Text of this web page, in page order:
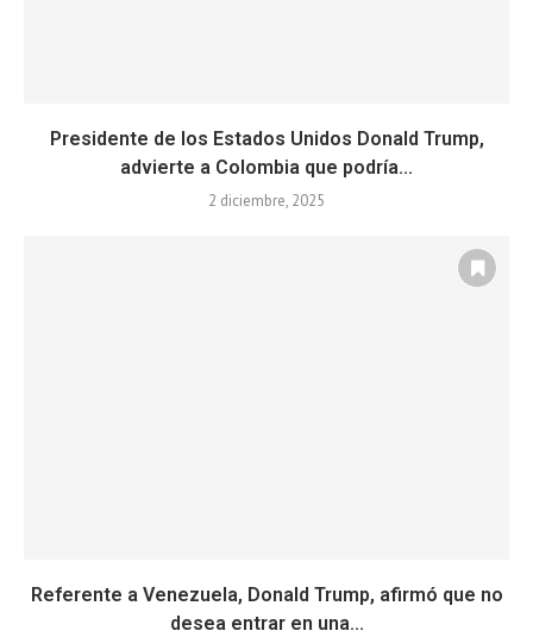
Presidente de los Estados Unidos Donald Trump,
advierte a Colombia que podría...
2 diciembre, 2025
Referente a Venezuela, Donald Trump, afirmó que no
desea entrar en una...